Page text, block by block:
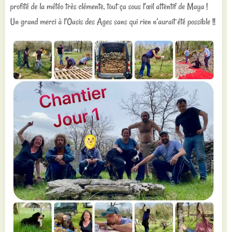
profité de la météo très clémente, tout ça sous l’œil attentif de Maya !
Un grand merci à l’Oasis des Ages sans qui rien n’aurait été possible !!